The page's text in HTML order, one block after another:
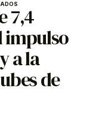
7,4
impulso
a la
de